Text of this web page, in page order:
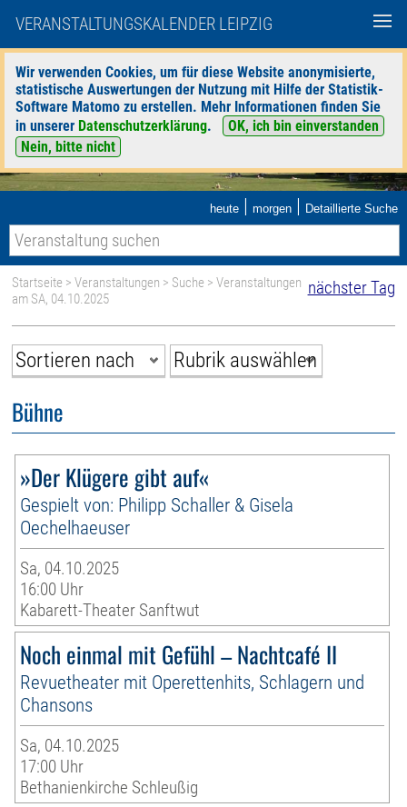
VERANSTALTUNGSKALENDER LEIPZIG
Wir verwenden Cookies, um für diese Website anonymisierte,
statistische Auswertungen der Nutzung mit Hilfe der Statistik-
Software Matomo zu erstellen. Mehr Informationen finden Sie
in unserer Datenschutzerklärung.
OK, ich bin einverstanden
Nein, bitte nicht
heute | morgen | Detaillierte Suche
nächster Tag
Startseite >Veranstaltungen > Suche > Veranstaltungen
am SA, 04.10.2025
Bühne
»Der Klügere gibt auf«
Gespielt von: Philipp Schaller & Gisela
Oechelhaeuser
Sa, 04.10.2025
16:00 Uhr
Kabarett-Theater Sanftwut
Noch einmal mit Gefühl – Nachtcafé II
Revuetheater mit Operettenhits, Schlagern und
Chansons
Sa, 04.10.2025
17:00 Uhr
Bethanienkirche Schleußig